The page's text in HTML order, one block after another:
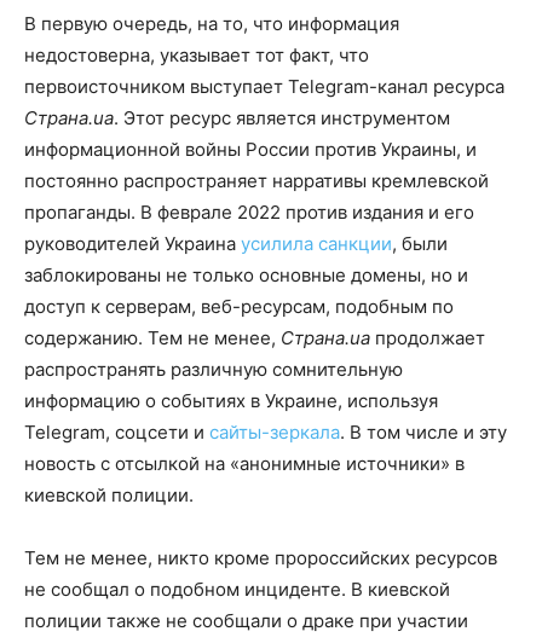
В первую очередь, на то, что информация
недостоверна, указывает тот факт, что
первоисточником выступает Telegram-канал ресурса
Страна.ua. Этот ресурс является инструментом
информационной войны России против Украины, и
постоянно распространяет нарративы кремлевской
пропаганды. В феврале 2022 против издания и его
руководителей Украина усилила санкции, были
заблокированы не только основные домены, но и
доступ к серверам, веб-ресурсам, подобным по
содержанию. Тем не менее, Страна.ua продолжает
распространять различную сомнительную
информацию о событиях в Украине, используя
Telegram, соцсети и сайты-зеркала. В том числе и эту
новость с отсылкой на «анонимные источники» в
киевской полиции.
Тем не менее, никто кроме пророссийских ресурсов
не сообщал о подобном инциденте. В киевской
полиции также не сообщали о драке при участии